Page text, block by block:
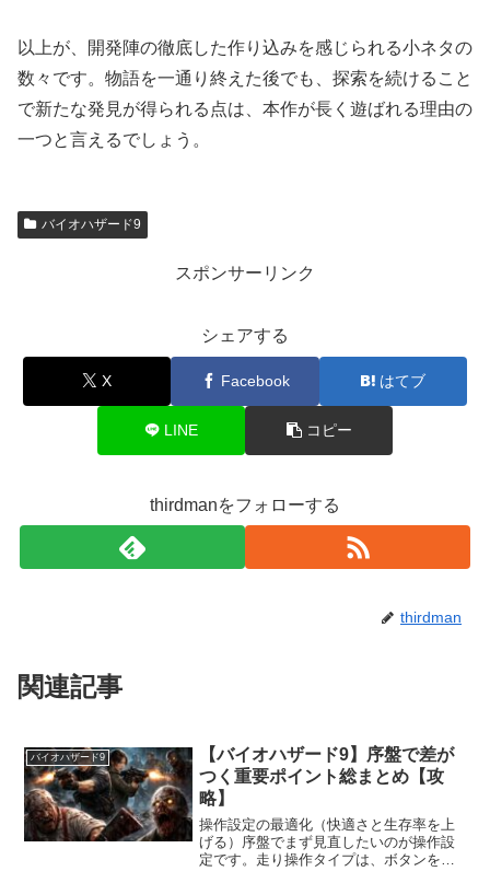
以上が、開発陣の徹底した作り込みを感じられる小ネタの
数々です。物語を一通り終えた後でも、探索を続けること
で新たな発見が得られる点は、本作が長く遊ばれる理由の
一つと言えるでしょう。
バイオハザード9
スポンサーリンク
シェアする
X Facebook はてブ
LINE コピー
thirdmanをフォローする
thirdman
関連記事
バイオハザード9
【バイオハザード9】序盤で差が
つく重要ポイント総まとめ【攻
略】
操作設定の最適化（快適さと生存率を上
げる）序盤でまず見直したいのが操作設
定です。走り操作タイプは、ボタンを一